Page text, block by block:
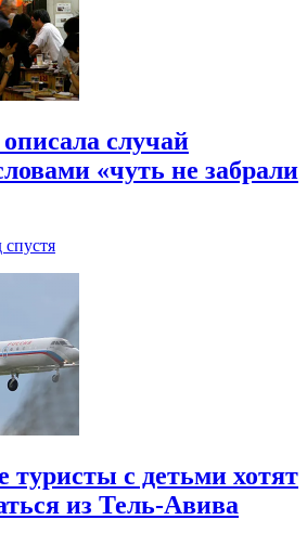
случай
«чуть не забрали
спустя
туристы с детьми хотят
из Тель-Авива